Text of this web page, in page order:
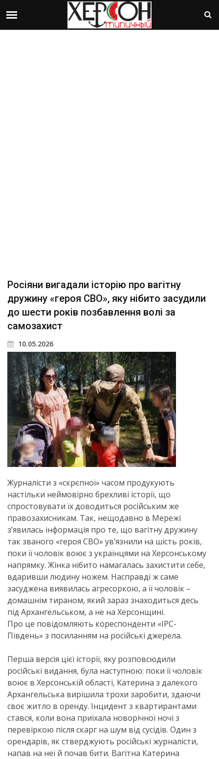
Росіяни вигадали історію про вагітну
дружину «героя СВО», яку нібито засудили
до шести років позбавлення волі за
самозахист
10.05.2026
Журналісти з «скрєпної» часом продукують
настільки неймовірно брехливі історії, що
спростовувати їх доводиться російським же
правозахисникам. Так, нещодавно в Мережі
з’явилась інформація про те, що вагітну дружину
так званого «героя СВО» ув’язнили на шість років,
поки її чоловік воює з українцями на Херсонському
напрямку. Жінка нібито намагалась захистити себе,
вдаривши людину ножем. Насправді ж саме
засуджена виявилась агресоркою, а її чоловік –
домашнім тираном, який зараз знаходиться десь
під Архангельськом, а не на Херсонщині.
Про це повідомляють кореспонденти «IPC-
Південь» з посиланням на російські джерела.
Перша версія цієї історії, яку розповсюдили
російські видання, була наступною: поки її чоловік
воює в Херсонській області, Катерина з далекого
Архангельська вирішила трохи заробити, здаючи
своє житло в оренду. Інцидент з квартирантами
стався, коли вона приїхала новорічної ночі з
перевіркою після скарг на шум від сусідів. Один з
орендарів, як стверджують російські журналісти,
напав на неї й почав бити. Вагітна Катерина